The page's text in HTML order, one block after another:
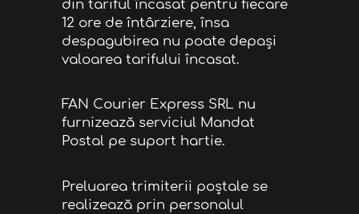
din tariful încasat pentru fiecare
12 ore de întârziere, însa
despagubirea nu poate depași
valoarea tarifului încasat.
FAN Courier Express SRL nu
furnizează serviciul Mandat
Postal pe suport hartie.
Preluarea trimiterii poștale se
realizează prin personalul